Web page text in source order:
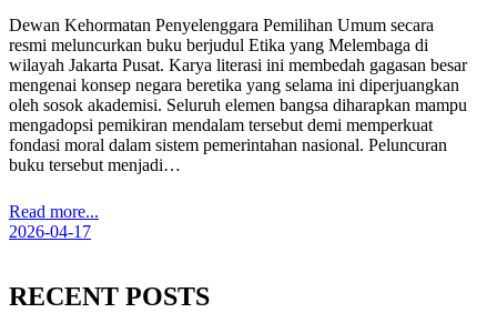
Dewan Kehormatan Penyelenggara Pemilihan Umum secara
resmi meluncurkan buku berjudul Etika yang Melembaga di
wilayah Jakarta Pusat. Karya literasi ini membedah gagasan besar
mengenai konsep negara beretika yang selama ini diperjuangkan
oleh sosok akademisi. Seluruh elemen bangsa diharapkan mampu
mengadopsi pemikiran mendalam tersebut demi memperkuat
fondasi moral dalam sistem pemerintahan nasional. Peluncuran
buku tersebut menjadi…
Read more...
2026-04-17
RECENT POSTS